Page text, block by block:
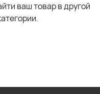
ваш товар в другой